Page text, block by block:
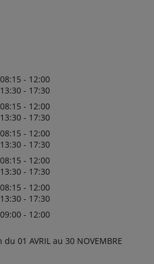
08:15 - 12:00
13:30 - 17:30
08:15 - 12:00
13:30 - 17:30
08:15 - 12:00
13:30 - 17:30
08:15 - 12:00
13:30 - 17:30
08:15 - 12:00
13:30 - 17:30
09:00 - 12:00
01 AVRIL au 30 NOVEMBRE